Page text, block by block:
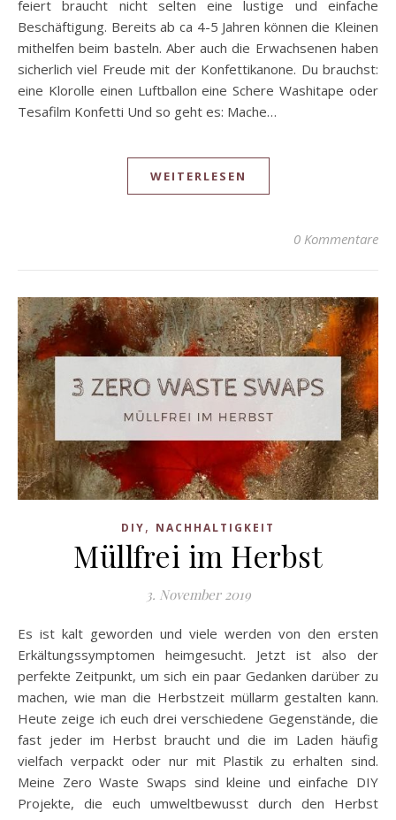
feiert braucht nicht selten eine lustige und einfache
Beschäftigung. Bereits ab ca 4-5 Jahren können die Kleinen
mithelfen beim basteln. Aber auch die Erwachsenen haben
sicherlich viel Freude mit der Konfettikanone. Du brauchst:
eine Klorolle einen Luftballon eine Schere Washitape oder
Tesafilm Konfetti Und so geht es: Mache…
WEITERLESEN
0 Kommentare
DIY, NACHHALTIGKEIT
Müllfrei im Herbst
3. November 2019
Es ist kalt geworden und viele werden von den ersten
Erkältungssymptomen heimgesucht. Jetzt ist also der
perfekte Zeitpunkt, um sich ein paar Gedanken darüber zu
machen, wie man die Herbstzeit müllarm gestalten kann.
Heute zeige ich euch drei verschiedene Gegenstände, die
fast jeder im Herbst braucht und die im Laden häufig
vielfach verpackt oder nur mit Plastik zu erhalten sind.
Meine Zero Waste Swaps sind kleine und einfache DIY
Projekte, die euch umweltbewusst durch den Herbst